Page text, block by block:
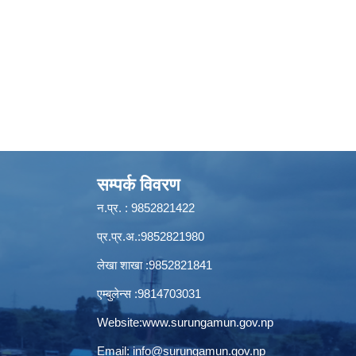
सम्पर्क विवरण
न.प्र. : 9852821422
प्र.प्र.अ.:9852821980
लेखा शाखा :9852821841
एम्बुलेन्स :9814703031
Website:www.surungamun.gov.np
Email:info@surungamun.gov.np